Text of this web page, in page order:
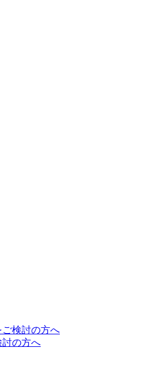
検討の方へ
討の方へ